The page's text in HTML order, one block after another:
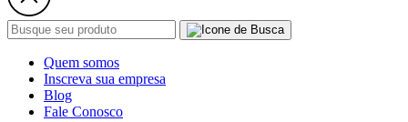
Quem somos
Inscreva sua empresa
Blog
Fale Conosco